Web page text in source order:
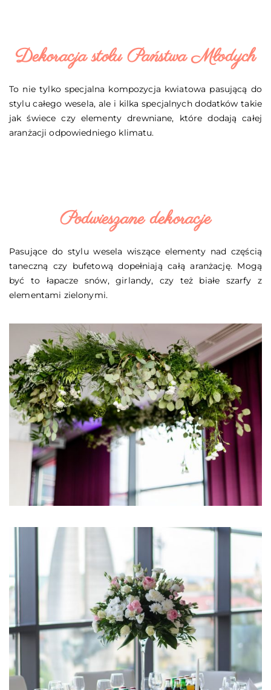
Dekoracja stołu Państwa Młodych
To nie tylko specjalna kompozycja kwiatowa pasującą do
stylu całego wesela, ale i kilka specjalnych dodatków takie
jak świece czy elementy drewniane, które dodają całej
aranżacji odpowiedniego klimatu.
Podwieszane dekoracje
Pasujące do stylu wesela wiszące elementy nad częścią
taneczną czy bufetową dopełniają całą aranżację. Mogą
być to łapacze snów, girlandy, czy też białe szarfy z
elementami zielonymi.